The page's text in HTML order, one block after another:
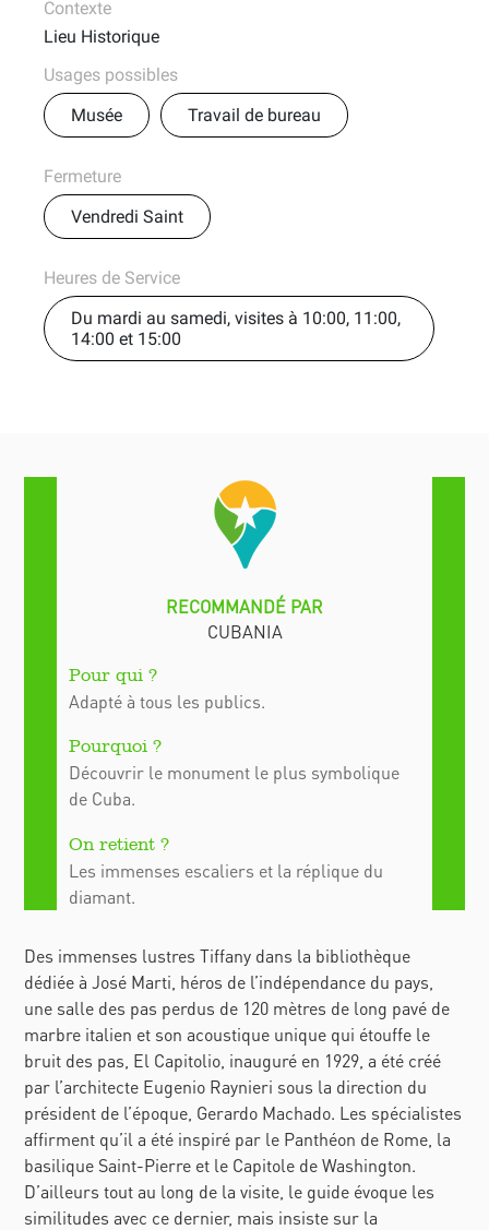
Contexte
Lieu Historique
Usages possibles
Musée
Travail de bureau
Fermeture
Vendredi Saint
Heures de Service
Du mardi au samedi, visites à 10:00, 11:00,
14:00 et 15:00
Adapté à tous les publics.
Découvrir le monument le plus symbolique
de Cuba.
Les immenses escaliers et la réplique du
diamant.
Des immenses lustres Tiffany dans la bibliothèque
dédiée à José Marti, héros de l’indépendance du pays,
une salle des pas perdus de 120 mètres de long pavé de
marbre italien et son acoustique unique qui étouffe le
bruit des pas, El Capitolio , inauguré en 1929, a été créé
par l’architecte Eugenio Raynieri sous la direction du
président de l’époque, Gerardo Machado. Les spécialistes
affirment qu’il a été inspiré par le Panthéon de Rome, la
basilique Saint-Pierre et le Capitole de Washington.
D’ailleurs tout au long de la visite, le guide évoque les
similitudes avec ce dernier, mais insiste sur la